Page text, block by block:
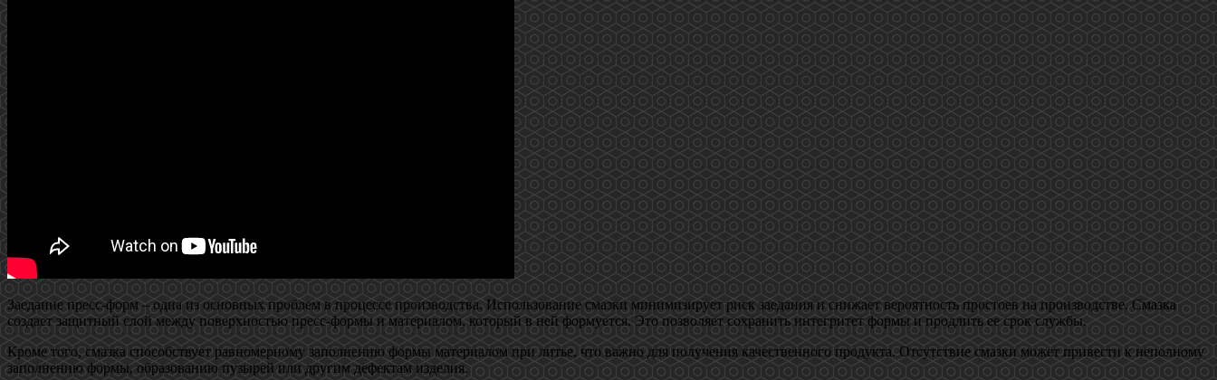
Заедание пресс-форм – одна из основных проблем в процессе производства. Использование смазки минимизирует риск заедания и снижает вероятность простоев на производстве. Смазка
создает защитный слой между поверхностью пресс-формы и материалом, который в ней формуется. Это позволяет сохранить интегритет формы и продлить ее срок службы.
Кроме того, смазка способствует равномерному заполнению формы материалом при литье, что важно для получения качественного продукта. Отсутствие смазки может привести к неполному
заполнению формы, образованию пузырей или другим дефектам изделия.